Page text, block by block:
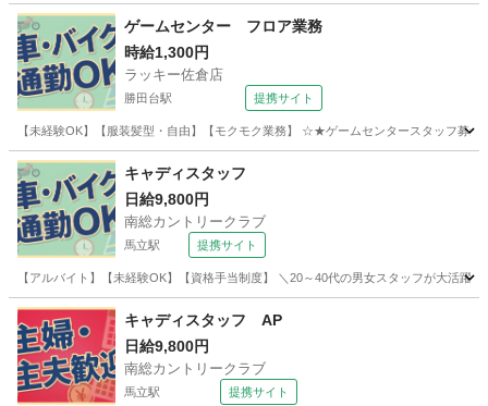
ゲームセンター フロア業務
時給1,300円
ラッキー佐倉店
勝田台駅 提携サイト
【未経験OK】【服装髪型・自由】【モクモク業務】 ☆★ゲームセンタースタッフ募集
千葉 佐倉市 勝田台駅
キャディスタッフ
日給9,800円
南総カントリークラブ
馬立駅 提携サイト
【アルバイト】【未経験OK】【資格手当制度】 ＼20～40代の男女スタッフが大活躍で
千葉 市原市 馬立駅 その他
キャディスタッフ AP
日給9,800円
南総カントリークラブ
馬立駅 提携サイト